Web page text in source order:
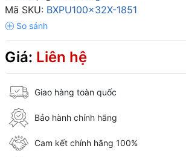
Mã SKU: BXPU100x32X-1851
Giá: Liên hệ
Giao hàng toàn quốc
Bảo hành chính hãng
Cam kết chính hãng 100%